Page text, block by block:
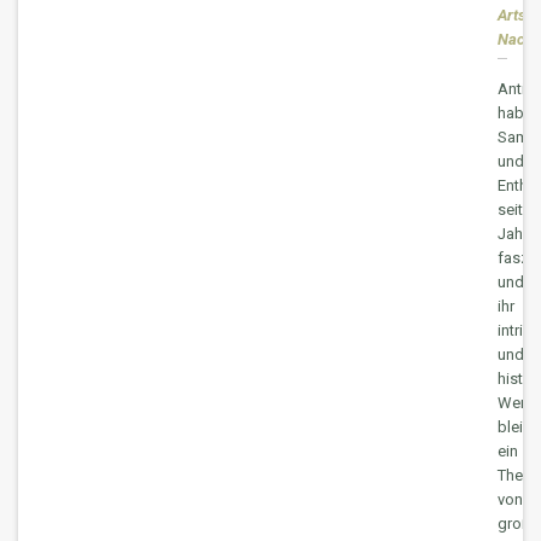
haben
und
seit
und
ihr
und
Wert
bleibt
ein
von